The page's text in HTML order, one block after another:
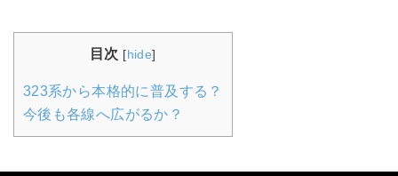
目次 [hide]
323系から本格的に普及する？
今後も各線へ広がるか？